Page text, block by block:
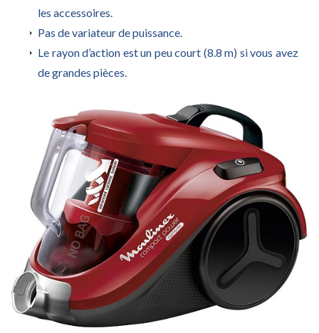
les accessoires.
Pas de variateur de puissance.
Le rayon d’action est un peu court (8.8 m) si vous avez
de grandes pièces.